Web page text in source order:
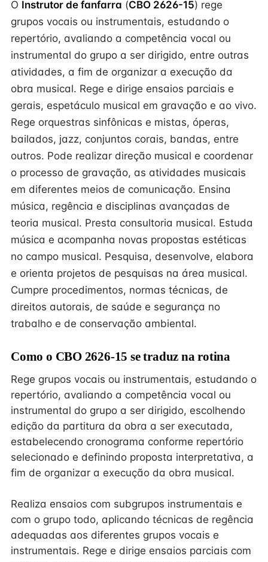
O Instrutor de fanfarra (CBO 2626-15) rege
grupos vocais ou instrumentais, estudando o
repertório, avaliando a competência vocal ou
instrumental do grupo a ser dirigido, entre outras
atividades, a fim de organizar a execução da
obra musical. Rege e dirige ensaios parciais e
gerais, espetáculo musical em gravação e ao vivo.
Rege orquestras sinfônicas e mistas, óperas,
bailados, jazz, conjuntos corais, bandas, entre
outros. Pode realizar direção musical e coordenar
o processo de gravação, as atividades musicais
em diferentes meios de comunicação. Ensina
música, regência e disciplinas avançadas de
teoria musical. Presta consultoria musical. Estuda
música e acompanha novas propostas estéticas
no campo musical. Pesquisa, desenvolve, elabora
e orienta projetos de pesquisas na área musical.
Cumpre procedimentos, normas técnicas, de
direitos autorais, de saúde e segurança no
trabalho e de conservação ambiental.
Como o CBO 2626-15 se traduz na rotina
Rege grupos vocais ou instrumentais, estudando o
repertório, avaliando a competência vocal ou
instrumental do grupo a ser dirigido, escolhendo
edição da partitura da obra a ser executada,
estabelecendo cronograma conforme repertório
selecionado e definindo proposta interpretativa, a
fim de organizar a execução da obra musical.
Realiza ensaios com subgrupos instrumentais e
com o grupo todo, aplicando técnicas de regência
adequadas aos diferentes grupos vocais e
instrumentais. Rege e dirige ensaios parciais com